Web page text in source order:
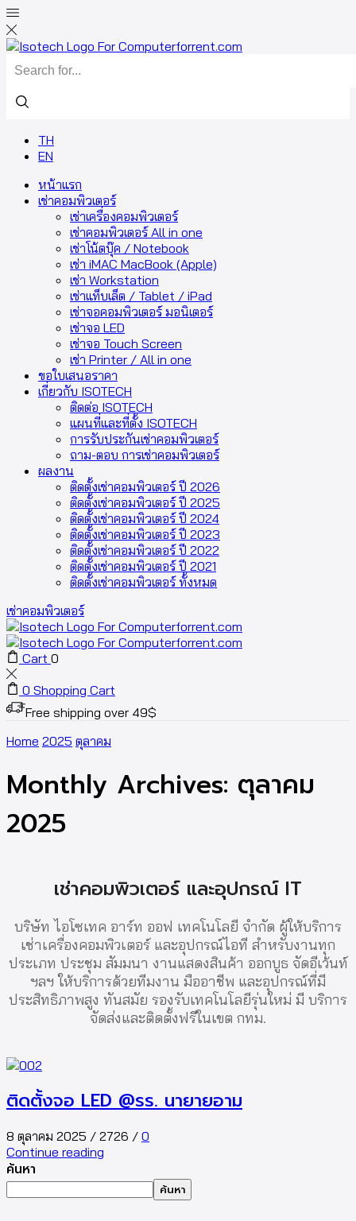
TH
EN
หน้าแรก
เช่าคอมพิวเตอร์
เช่าเครื่องคอมพิวเตอร์
เช่าคอมพิวเตอร์ All in one
เช่าโน้ตบุ๊ค / Notebook
เช่า iMAC MacBook (Apple)
เช่า Workstation
เช่าแท็บเล็ต / Tablet / iPad
เช่าจอคอมพิวเตอร์ มอนิเตอร์
เช่าจอ LED
เช่าจอ Touch Screen
เช่า Printer / All in one
ขอใบเสนอราคา
เกี่ยวกับ ISOTECH
ติดต่อ ISOTECH
แผนที่และที่ตั้ง ISOTECH
การรับประกันเช่าคอมพิวเตอร์
ถาม-ตอบ การเช่าคอมพิวเตอร์
ผลงาน
ติดตั้งเช่าคอมพิวเตอร์ ปี 2026
ติดตั้งเช่าคอมพิวเตอร์ ปี 2025
ติดตั้งเช่าคอมพิวเตอร์ ปี 2024
ติดตั้งเช่าคอมพิวเตอร์ ปี 2023
ติดตั้งเช่าคอมพิวเตอร์ ปี 2022
ติดตั้งเช่าคอมพิวเตอร์ ปี 2021
ติดตั้งเช่าคอมพิวเตอร์ ทั้งหมด
เช่าคอมพิวเตอร์
Cart 0
0 Shopping Cart
Free shipping over 49$
Home 2025 ตุลาคม
Monthly Archives: ตุลาคม
2025
เช่าคอมพิวเตอร์ และอุปกรณ์ IT
บริษัท ไอโซเทค อาร์ท ออฟ เทคโนโลยี จำกัด ผู้ให้บริการ
เช่าเครื่องคอมพิวเตอร์ และอุปกรณ์ไอที สำหรับงานทุก
ประเภท ประชุม สัมมนา งานแสดงสินค้า ออกบูธ จัดอีเว้นท์
ฯลฯ ให้บริการด้วยทีมงาน มืออาชีพ และอุปกรณ์ที่มี
ประสิทธิภาพสูง ทันสมัย รองรับเทคโนโลยีรุ่นใหม่ มี บริการ
จัดส่งและติดตั้งฟรีในเขต กทม.
ติดตั้งจอ LED @รร. นายายอาม
8 ตุลาคม 2025 / 2726 / 0
Continue reading
ค้นหา
ค้นหา